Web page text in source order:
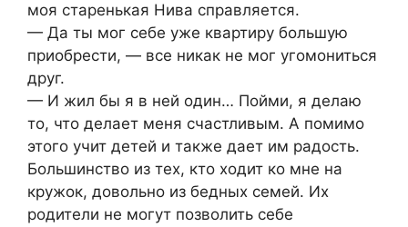
моя старенькая Нива справляется.
— Да ты мог себе уже квартиру большую
приобрести, — все никак не мог угомониться
друг.
— И жил бы я в ней один… Пойми, я делаю
то, что делает меня счастливым. А помимо
этого учит детей и также дает им радость.
Большинство из тех, кто ходит ко мне на
кружок, довольно из бедных семей. Их
родители не могут позволить себе